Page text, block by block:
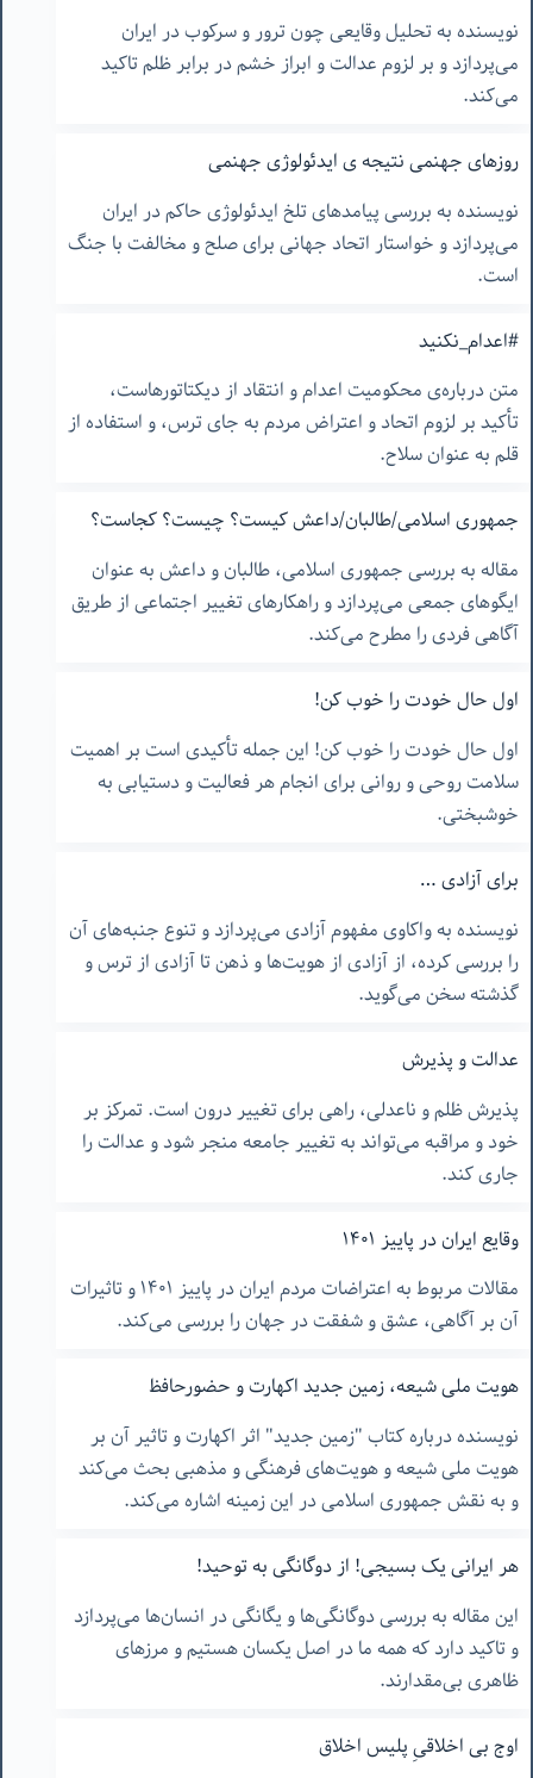
نویسنده به تحلیل وقایعی چون ترور و سرکوب در ایران
می‌پردازد و بر لزوم عدالت و ابراز خشم در برابر ظلم تاکید
می‌کند.
روزهای جهنمی نتیجه ی ایدئولوژی جهنمی
نویسنده به بررسی پیامدهای تلخ ایدئولوژی حاکم در ایران
می‌پردازد و خواستار اتحاد جهانی برای صلح و مخالفت با جنگ
است.
#اعدام_نکنید
متن درباره‌ی محکومیت اعدام و انتقاد از دیکتاتورهاست،
تأکید بر لزوم اتحاد و اعتراض مردم به جای ترس، و استفاده از
قلم به عنوان سلاح.
جمهوری اسلامی/طالبان/داعش کیست؟ چیست؟ کجاست؟
مقاله به بررسی جمهوری اسلامی، طالبان و داعش به عنوان
ایگوهای جمعی می‌پردازد و راهکارهای تغییر اجتماعی از طریق
آگاهی فردی را مطرح می‌کند.
اول حال خودت را خوب کن!
اول حال خودت را خوب کن! این جمله تأکیدی است بر اهمیت
سلامت روحی و روانی برای انجام هر فعالیت و دستیابی به
خوشبختی.
برای آزادی …
نویسنده به واکاوی مفهوم آزادی می‌پردازد و تنوع جنبه‌های آن
را بررسی کرده، از آزادی از هویت‌ها و ذهن تا آزادی از ترس و
گذشته سخن می‌گوید.
عدالت و پذیرش
پذیرش ظلم و ناعدلی، راهی برای تغییر درون است. تمرکز بر
خود و مراقبه می‌تواند به تغییر جامعه منجر شود و عدالت را
جاری کند.
وقایع ایران در پاییز ١۴٠١
مقالات مربوط به اعتراضات مردم ایران در پاییز ١۴٠١ و تاثیرات
آن بر آگاهی، عشق و شفقت در جهان را بررسی می‌کند.
هویت ملی شیعه، زمین جدید اکهارت و حضورحافظ
نویسنده درباره کتاب "زمین جدید" اثر اکهارت و تاثیر آن بر
هویت ملی شیعه و هویت‌های فرهنگی و مذهبی بحث می‌کند
و به نقش جمهوری اسلامی در این زمینه اشاره می‌کند.
هر ایرانی یک بسیجی! از دوگانگی به توحید!
این مقاله به بررسی دوگانگی‌ها و یگانگی در انسان‌ها می‌پردازد
و تاکید دارد که همه ما در اصل یکسان هستیم و مرزهای
ظاهری بی‌مقدارند.
اوج بی اخلاقیِ پلیس اخلاق